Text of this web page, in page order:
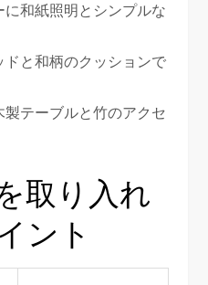
に和紙照明とシンプルな
ドと和柄のクッションで
製テーブルと竹のアクセ
取り入れ
ント